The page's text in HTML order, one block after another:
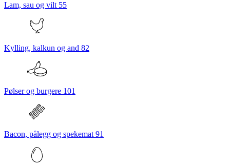
Lam, sau og vilt 55
Kylling, kalkun og and 82
Pølser og burgere 101
Bacon, pålegg og spekemat 91